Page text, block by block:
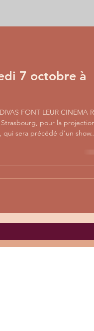
7 octobre à
FONT LEUR CINEMA
pour la projection
sera précédé d'un show...